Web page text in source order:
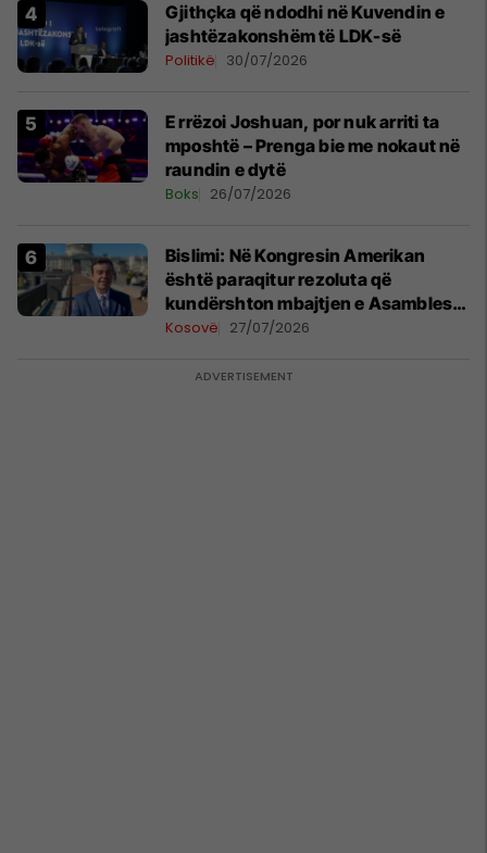
Gjithçka që ndodhi në Kuvendin e
jashtëzakonshëm të LDK-së
Politikë 30/07/2026
E rrëzoi Joshuan, por nuk arriti ta
mposhtë – Prenga bie me nokaut në
raundin e dytë
Boks 26/07/2026
Bislimi: Në Kongresin Amerikan
është paraqitur rezoluta që
kundërshton mbajtjen e Asamblesë
Parlamentare të OSBE-së në
Kosovë 27/07/2026